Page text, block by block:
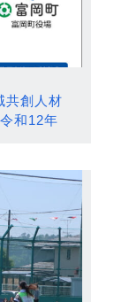
共創人材
和12年